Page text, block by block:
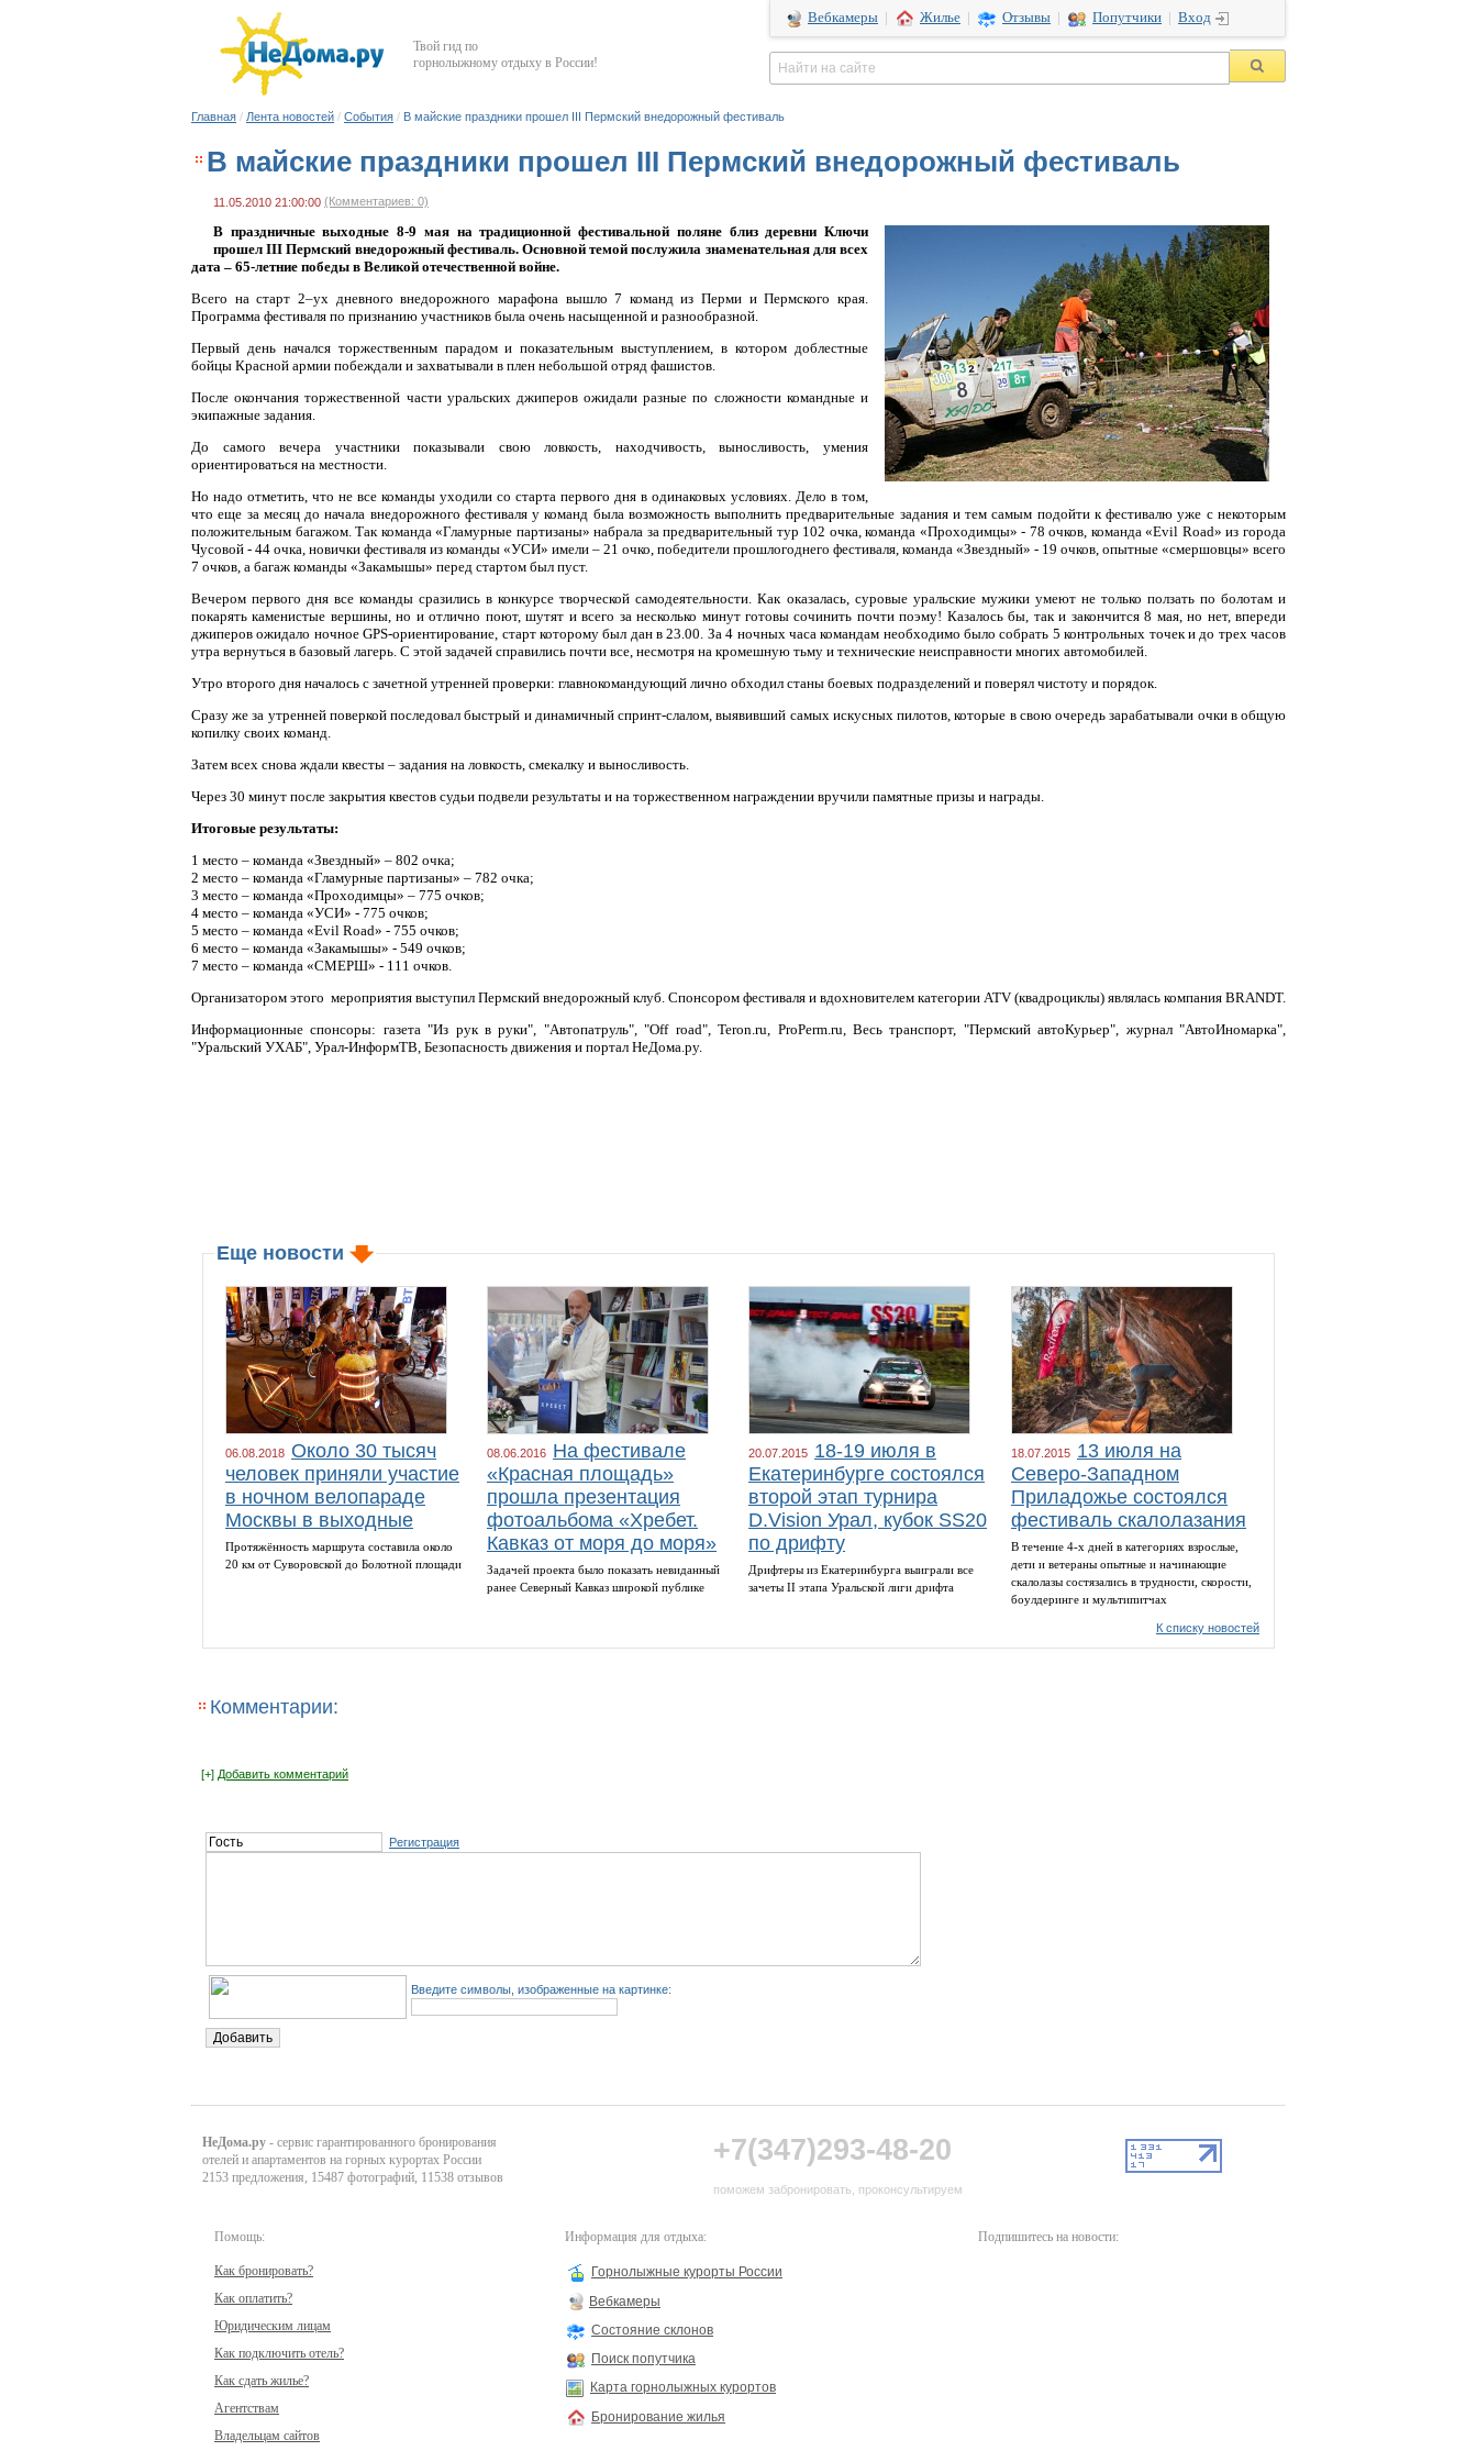
Твой гид по
горнолыжному отдыху в России!
Вебкамеры Жилье Отзывы Попутчики Вход
Главная / Лента новостей / События / В майские праздники прошел III Пермский внедорожный фестиваль
В майские праздники прошел III Пермский внедорожный фестиваль
11.05.2010 21:00:00 (Комментариев: 0)
В праздничные выходные 8-9 мая на традиционной фестивальной поляне близ деревни Ключи
прошел III Пермский внедорожный фестиваль. Основной темой послужила знаменательная для всех
дата – 65-летние победы в Великой отечественной войне.
Всего на старт 2–ух дневного внедорожного марафона вышло 7 команд из Перми и Пермского края.
Программа фестиваля по признанию участников была очень насыщенной и разнообразной.
Первый день начался торжественным парадом и показательным выступлением, в котором доблестные
бойцы Красной армии побеждали и захватывали в плен небольшой отряд фашистов.
После окончания торжественной части уральских джиперов ожидали разные по сложности командные и
экипажные задания.
До самого вечера участники показывали свою ловкость, находчивость, выносливость, умения
ориентироваться на местности.
Но надо отметить, что не все команды уходили со старта первого дня в одинаковых условиях. Дело в том,
что еще за месяц до начала внедорожного фестиваля у команд была возможность выполнить предварительные задания и тем самым подойти к фестивалю уже с некоторым
положительным багажом. Так команда «Гламурные партизаны» набрала за предварительный тур 102 очка, команда «Проходимцы» - 78 очков, команда «Evil Road» из города
Чусовой - 44 очка, новички фестиваля из команды «УСИ» имели – 21 очко, победители прошлогоднего фестиваля, команда «Звездный» - 19 очков, опытные «смершовцы» всего
7 очков, а багаж команды «Закамышы» перед стартом был пуст.
Вечером первого дня все команды сразились в конкурсе творческой самодеятельности. Как оказалась, суровые уральские мужики умеют не только ползать по болотам и
покарять каменистые вершины, но и отлично поют, шутят и всего за несколько минут готовы сочинить почти поэму! Казалось бы, так и закончится 8 мая, но нет, впереди
джиперов ожидало ночноеGPS-ориентирование, старт которому был дан в 23.00. За 4 ночных часа командам необходимо было собрать 5 контрольных точек и до трех часов
утра вернуться в базовый лагерь. С этой задачей справились почти все, несмотря на кромешную тьму и технические неисправности многих автомобилей.
Утро второго дня началось с зачетной утренней проверки: главнокомандующий лично обходил станы боевых подразделений и поверял чистоту и порядок.
Сразу же за утренней поверкой последовал быстрый и динамичный спринт-слалом, выявивший самых искусных пилотов, которые в свою очередь зарабатывали очки в общую
копилку своих команд.
Затем всех снова ждали квесты – задания на ловкость, смекалку и выносливость.
Через 30 минут после закрытия квестов судьи подвели результаты и на торжественном награждении вручили памятные призы и награды.
Итоговые результаты:
1 место – команда «Звездный» – 802 очка;
2 место – команда «Гламурные партизаны» – 782 очка;
3 место – команда «Проходимцы» – 775 очков;
4 место – команда «УСИ» - 775 очков;
5 место – команда «Evil Road» - 755 очков;
6 место – команда «Закамышы» - 549 очков;
7 место – команда «СМЕРШ» - 111 очков.
Организатором этого мероприятия выступил Пермский внедорожный клуб. Спонсором фестиваля и вдохновителем категории ATV (квадроциклы) являлась компания BRANDT.
Информационные спонсоры: газета "Из рук в руки", "Автопатруль", "Off road", Teron.ru, ProPerm.ru, Весь транспорт, "Пермский автоКурьер", журнал "АвтоИномарка",
"Уральский УХАБ", Урал-ИнформТВ, Безопасность движения и портал НеДома.ру.
Еще новости
06.08.2018 Около 30 тысяч
человек приняли участие
в ночном велопараде
Москвы в выходные
Протяжённость маршрута составила около
20 км от Суворовской до Болотной площади
08.06.2016 На фестивале
«Красная площадь»
прошла презентация
фотоальбома «Хребет.
Кавказ от моря до моря»
Задачей проекта было показать невиданный
ранее Северный Кавказ широкой публике
20.07.2015 18-19 июля в
Екатеринбурге состоялся
второй этап турнира
D.Vision Урал, кубок SS20
по дрифту
Дрифтеры из Екатеринбурга выиграли все
зачеты II этапа Уральской лиги дрифта
18.07.2015 13 июля на
Северо-Западном
Приладожье состоялся
фестиваль скалолазания
В течение 4-х дней в категориях взрослые,
дети и ветераны опытные и начинающие
скалолазы состязались в трудности, скорости,
боулдеринге и мультипитчах
К списку новостей
Комментарии:
[+] Добавить комментарий
Регистрация
Введите символы, изображенные на картинке:
НеДома.ру - сервис гарантированного бронирования
отелей и апартаментов на горных курортах России
2153 предложения, 15487 фотографий, 11538 отзывов
+7(347)293-48-20
поможем забронировать, проконсультируем
Помощь:
Как бронировать?
Как оплатить?
Юридическим лицам
Как подключить отель?
Как сдать жилье?
Агентствам
Владельцам сайтов
Информация для отдыха:
Горнолыжные курорты России
Вебкамеры
Состояние склонов
Поиск попутчика
Карта горнолыжных курортов
Бронирование жилья
Подпишитесь на новости: